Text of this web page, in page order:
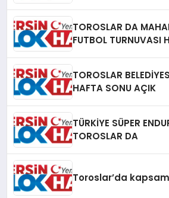
TOROSLAR DA
FUTBOL TURNUVASI
TOROSLAR
HAFTA SONU AÇIK
TÜRKİYE SÜPER
TOROSLAR DA
Toroslar’da